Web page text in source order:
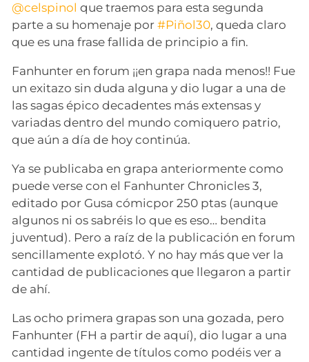
@celspinol que traemos para esta segunda
parte a su homenaje por#Piñol30, queda claro
que es una frase fallida de principio a fin.
Fanhunter en forum ¡¡en grapa nada menos!! Fue
un exitazo sin duda alguna y dio lugar a una de
las sagas épico decadentes más extensas y
variadas dentro del mundo comiquero patrio,
que aún a día de hoy continúa.
Ya se publicaba en grapa anteriormente como
puede verse con el Fanhunter Chronicles 3,
editado por Gusa cómicpor 250 ptas (aunque
algunos ni os sabréis lo que es eso… bendita
juventud). Pero a raíz de la publicación en forum
sencillamente explotó. Y no hay más que ver la
cantidad de publicaciones que llegaron a partir
de ahí.
Las ocho primera grapas son una gozada, pero
Fanhunter (FH a partir de aquí), dio lugar a una
cantidad ingente de títulos como podéis ver a